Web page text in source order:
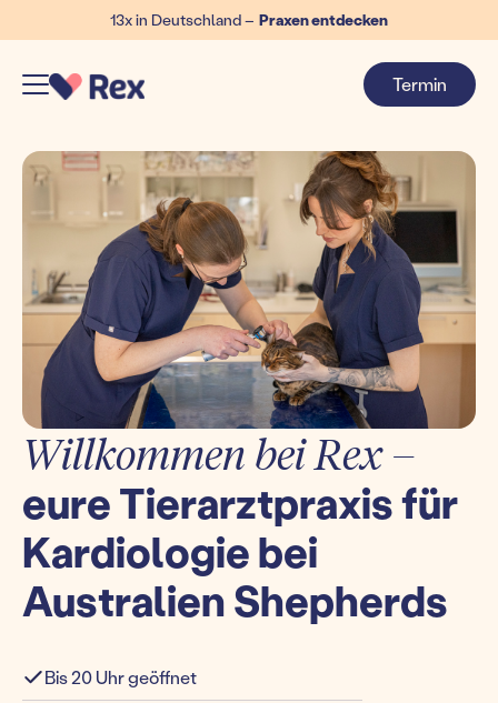
13x in Deutschland – Praxen entdecken
Termin
Willkommen bei Rex –
eure Tierarztpraxis für
Kardiologie bei
Australien Shepherds
Bis 20 Uhr geöffnet